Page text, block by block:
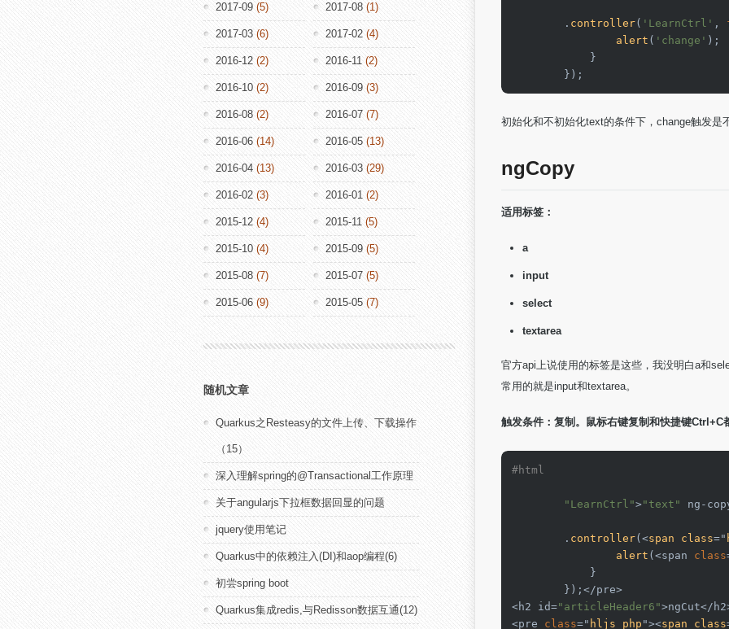
        .
controller( 'LearnCtrl' ,
alert ( 'change' );
            }
        });
初始化和不初始化text的条件下，change触发是
ngCopy
适用标签：
a
input
select
textarea
官方api上说使用的标签是这些，我没明白a和
常用的就是input和textarea。
触发条件：复制。鼠标右键复制和快捷键Ctrl+C
#html
"LearnCtrl"> "text" ng-
        .
controller(<span class="
alert (<span class
            }
        });</pre>
<h2 id="articleHeader6">ngCut</
<pre class=" hljs php "><span class
2017-09 (5) 2017-08 (1)
2017-03 (6) 2017-02 (4)
2016-12 (2) 2016-11 (2)
2016-10 (2) 2016-09 (3)
2016-08 (2) 2016-07 (7)
2016-06 (14) 2016-05 (13)
2016-04 (13) 2016-03 (29)
2016-02 (3) 2016-01 (2)
2015-12 (4) 2015-11 (5)
2015-10 (4) 2015-09 (5)
2015-08 (7) 2015-07 (5)
2015-06 (9) 2015-05 (7)
随机文章
Quarkus之Resteasy的文件上传、下载操作
（15）
深入理解spring的@Transactional工作原理
关于angularjs下拉框数据回显的问题
jquery使用笔记
Quarkus中的依赖注入(DI)和aop编程(6)
初尝spring boot
Quarkus集成redis,与Redisson数据互通(12)